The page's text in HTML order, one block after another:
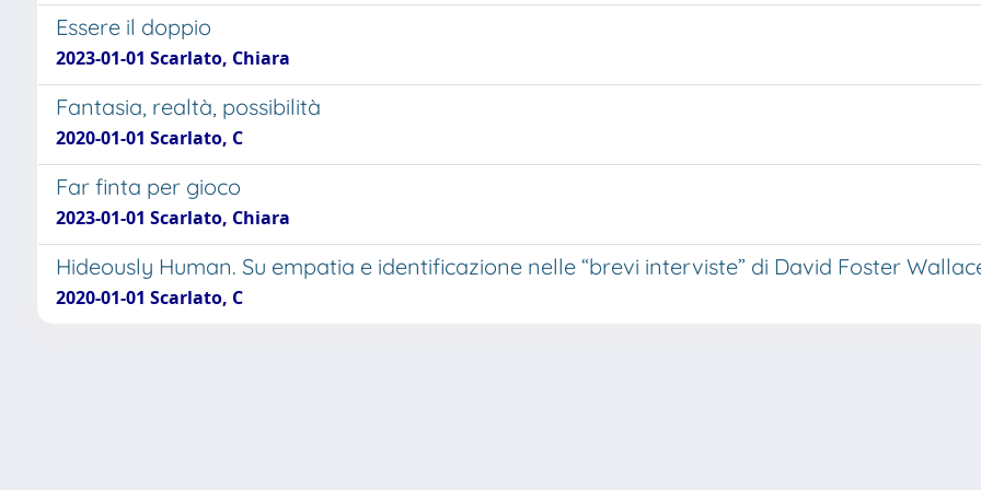
Essere il doppio
2023-01-01 Scarlato, Chiara
Fantasia, realtà, possibilità
2020-01-01 Scarlato, C
Far finta per gioco
2023-01-01 Scarlato, Chiara
Hideously Human. Su empatia e identificazione nelle “brevi interviste” di David Foster
2020-01-01 Scarlato, C